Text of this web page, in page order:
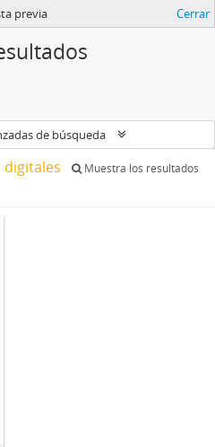
previa Cerrar
de búsqueda
Muestra los resultados